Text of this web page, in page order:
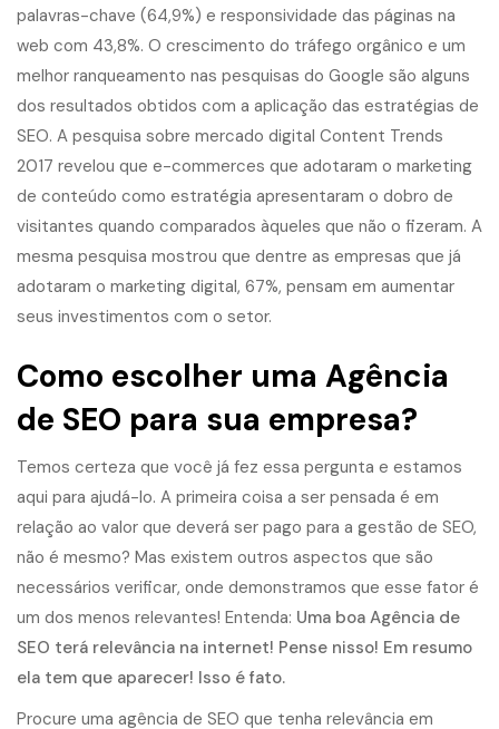
palavras-chave (64,9%) e responsividade das páginas na
web com 43,8%. O crescimento do tráfego orgânico e um
melhor ranqueamento nas pesquisas do Google são alguns
dos resultados obtidos com a aplicação das estratégias de
SEO. A pesquisa sobre mercado digital Content Trends
2017 revelou que e-commerces que adotaram o marketing
de conteúdo como estratégia apresentaram o dobro de
visitantes quando comparados àqueles que não o fizeram. A
mesma pesquisa mostrou que dentre as empresas que já
adotaram o marketing digital, 67%, pensam em aumentar
seus investimentos com o setor.
Como escolher uma Agência
de SEO para sua empresa?
Temos certeza que você já fez essa pergunta e estamos
aqui para ajudá-lo. A primeira coisa a ser pensada é em
relação ao valor que deverá ser pago para a gestão de SEO,
não é mesmo? Mas existem outros aspectos que são
necessários verificar, onde demonstramos que esse fator é
um dos menos relevantes! Entenda: Uma boa Agência de
SEO terá relevância na internet! Pense nisso! Em resumo
ela tem que aparecer! Isso é fato.
Procure uma agência de SEO que tenha relevância em